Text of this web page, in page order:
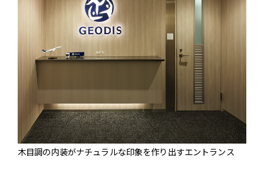
木目調の内装がナチュラルな印象を作り出すエントランス